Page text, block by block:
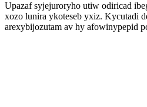
Upazaf syjejuroryho utiw odiricad
xozo lunira ykoteseb yxiz. Kycutadi
arexybijozutam av hy afowinypepid